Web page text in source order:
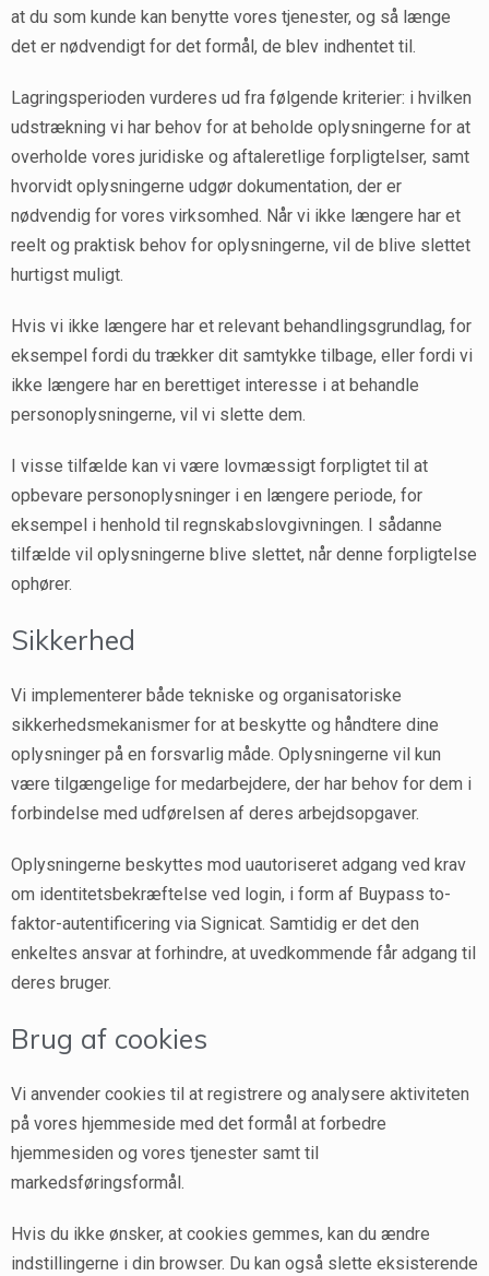
at du som kunde kan benytte vores tjenester, og så længe
det er nødvendigt for det formål, de blev indhentet til.
Lagringsperioden vurderes ud fra følgende kriterier: i hvilken
udstrækning vi har behov for at beholde oplysningerne for at
overholde vores juridiske og aftaleretlige forpligtelser, samt
hvorvidt oplysningerne udgør dokumentation, der er
nødvendig for vores virksomhed. Når vi ikke længere har et
reelt og praktisk behov for oplysningerne, vil de blive slettet
hurtigst muligt.
Hvis vi ikke længere har et relevant behandlingsgrundlag, for
eksempel fordi du trækker dit samtykke tilbage, eller fordi vi
ikke længere har en berettiget interesse i at behandle
personoplysningerne, vil vi slette dem.
I visse tilfælde kan vi være lovmæssigt forpligtet til at
opbevare personoplysninger i en længere periode, for
eksempel i henhold til regnskabslovgivningen. I sådanne
tilfælde vil oplysningerne blive slettet, når denne forpligtelse
ophører.
Sikkerhed
Vi implementerer både tekniske og organisatoriske
sikkerhedsmekanismer for at beskytte og håndtere dine
oplysninger på en forsvarlig måde. Oplysningerne vil kun
være tilgængelige for medarbejdere, der har behov for dem i
forbindelse med udførelsen af deres arbejdsopgaver.
Oplysningerne beskyttes mod uautoriseret adgang ved krav
om identitetsbekræftelse ved login, i form af Buypass to-
faktor-autentificering via Signicat. Samtidig er det den
enkeltes ansvar at forhindre, at uvedkommende får adgang til
deres bruger.
Brug af cookies
Vi anvender cookies til at registrere og analysere aktiviteten
på vores hjemmeside med det formål at forbedre
hjemmesiden og vores tjenester samt til
markedsføringsformål.
Hvis du ikke ønsker, at cookies gemmes, kan du ændre
indstillingerne i din browser. Du kan også slette eksisterende